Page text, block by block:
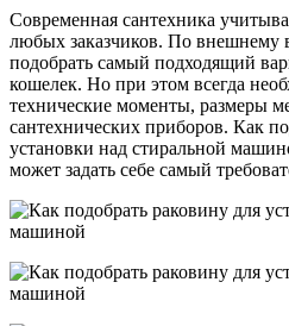
Современная сантехника
любых заказчиков. По внешнему
подобрать самый подходящий
кошелек. Но при этом всегда
технические моменты, размеры
сантехнических приборов. Как
установки над стиральной
может задать себе самый